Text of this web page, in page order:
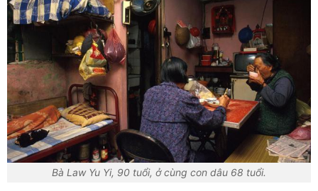
Bà Law Yu Yi, 90 tuổi, ở cùng con dâu 68 tuổi.